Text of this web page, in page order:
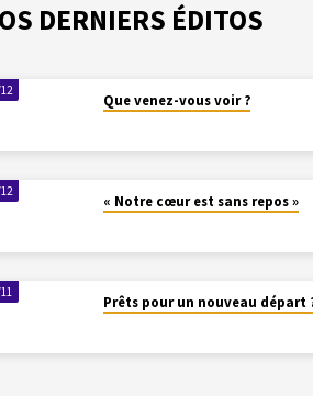
DERNIERS ÉDITOS
Que venez-vous voir ?
« Notre cœur est sans repos »
Prêts pour un nouveau départ